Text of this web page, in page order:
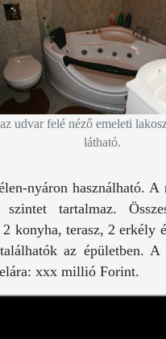
udvar felé néző emeleti
látható.
nyáron használható.
szintet tartalmaz.
konyha, terasz, 2 erkély
az épületben.
xxx millió Forint.